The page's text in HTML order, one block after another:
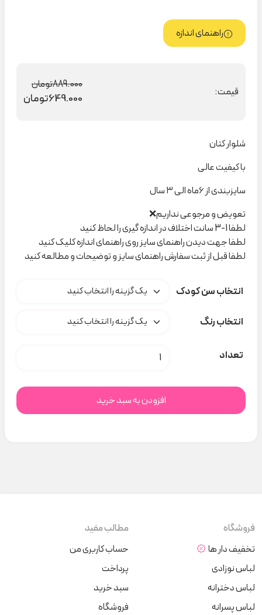
راهنمای اندازه
قیمت:
889.000تومان
649.000تومان
شلوار کتان
با کیفیت عالی
سایزبندی از ۶ماه الی ۳ سال
تعویض و مرجوعی نداریم❌
لطفا 1-3 سانت اختلاف در اندازه گیری را لحاظ کنید
لطفا جهت دیدن راهنمای سایز روی راهنمای اندازه کلیک کنید
لطفا قبل از ثبت سفارش راهنمای سایز و توضیحات و مطالعه کنید
انتخاب سن کودک
انتخاب رنگ
تعداد شلوار کتان بغل جیب poloni کد C000280 عدد
افزودن به سبد خرید
فروشگاه
تخفیف دار ها
لباس نوزادی
لباس دخترانه
لباس پسرانه
مطالب مفید
حساب کاربری من
پرداخت
سبد خرید
فروشگاه